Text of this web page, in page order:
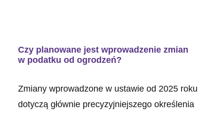
Czy planowane jest wprowadzenie zmian
w podatku od ogrodzeń?
Zmiany wprowadzone w ustawie od 2025 roku
dotyczą głównie precyzyjniejszego określenia